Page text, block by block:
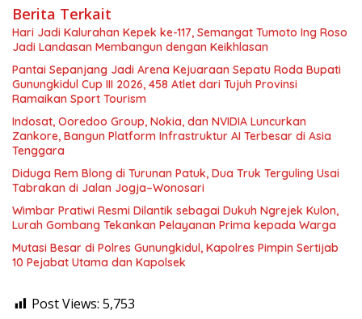
Berita Terkait
Hari Jadi Kalurahan Kepek ke-117, Semangat Tumoto Ing Roso
Jadi Landasan Membangun dengan Keikhlasan
Pantai Sepanjang Jadi Arena Kejuaraan Sepatu Roda Bupati
Gunungkidul Cup III 2026, 458 Atlet dari Tujuh Provinsi
Ramaikan Sport Tourism
Indosat, Ooredoo Group, Nokia, dan NVIDIA Luncurkan
Zankore, Bangun Platform Infrastruktur AI Terbesar di Asia
Tenggara
Diduga Rem Blong di Turunan Patuk, Dua Truk Terguling Usai
Tabrakan di Jalan Jogja–Wonosari
Wimbar Pratiwi Resmi Dilantik sebagai Dukuh Ngrejek Kulon,
Lurah Gombang Tekankan Pelayanan Prima kepada Warga
Mutasi Besar di Polres Gunungkidul, Kapolres Pimpin Sertijab
10 Pejabat Utama dan Kapolsek
Post Views: 5,753